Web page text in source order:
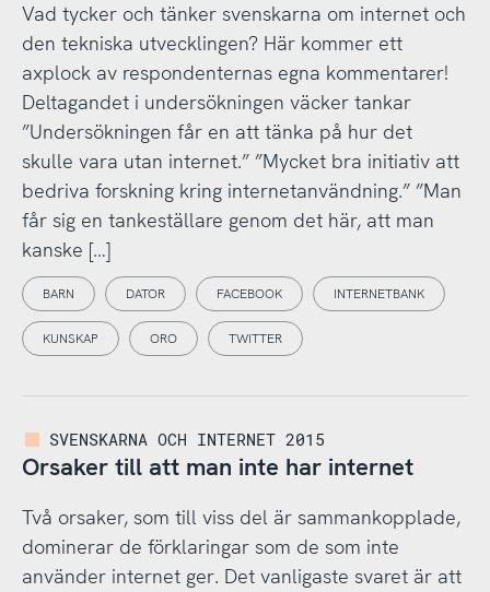
Vad tycker och tänker svenskarna om internet och
den tekniska utvecklingen? Här kommer ett
axplock av respondenternas egna kommentarer!
Deltagandet i undersökningen väcker tankar
”Undersökningen får en att tänka på hur det
skulle vara utan internet.” ”Mycket bra initiativ att
bedriva forskning kring internetanvändning.” ”Man
får sig en tankeställare genom det här, att man
kanske […]
BARN DATOR FACEBOOK INTERNETBANK
KUNSKAP ORO TWITTER
SVENSKARNA OCH INTERNET 2015
Orsaker till att man inte har internet
Två orsaker, som till viss del är sammankopplade,
dominerar de förklaringar som de som inte
använder internet ger. Det vanligaste svaret är att